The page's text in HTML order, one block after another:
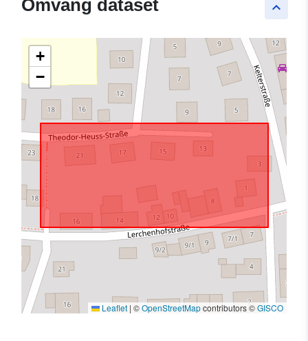
keyboard_arrow_up
Omvang dataset
+
−
Leaflet | ©OpenStreetMapcontributors ©GISCO